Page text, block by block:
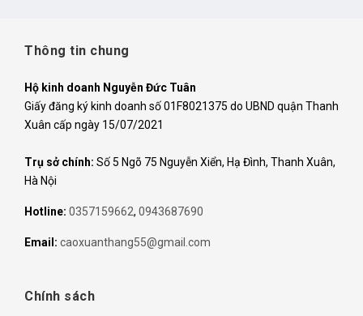
Thông tin chung
Hộ kinh doanh Nguyễn Đức Tuân
Giấy đăng ký kinh doanh số 01F8021375 do UBND quận Thanh
Xuân cấp ngày 15/07/2021
Trụ sở chính: Số 5 Ngõ 75 Nguyễn Xiển, Hạ Đình, Thanh Xuân,
Hà Nội
Hotline: 0357159662, 0943687690
Email: caoxuanthang55@gmail.com
Chính sách